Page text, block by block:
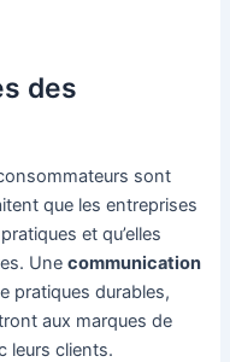
des
sont
que les entreprises
et qu’elles
Unecommunication
pratiques durables,
aux marques de
leurs clients.